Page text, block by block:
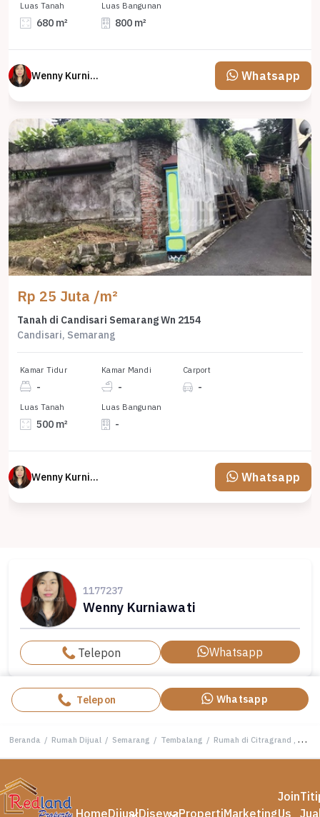
Luas Tanah
680 m²
Luas Bangunan
800 m²
Wenny Kurniawati Whatsapp
Rp 25 Juta /m²
Tanah di Candisari Semarang Wn 2154
Candisari, Semarang
Kamar Tidur
-
Kamar Mandi
-
Carport
-
Luas Tanah
500 m²
Luas Bangunan
-
Wenny Kurniawati Whatsapp
1177237
Wenny Kurniawati
Telepon Whatsapp
Telepon Whatsapp
Beranda / Rumah Dijual / Semarang / Tembalang / Rumah di Citragrand , Tembalang Semarang Wn 5423
HomeDijualDisewaPropertiMarketing
Join
Us